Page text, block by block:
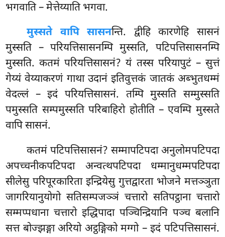
भगवाति – मेत्तेय्याति भगवा.
मुस्सते वापि सासनन्ति. द्वीहि कारणेहि सासनं
मुस्सति – परियत्तिसासनम्पि मुस्सति, पटिपत्तिसासनम्पि
मुस्सति. कतमं परियत्तिसासनं? यं तस्स परियापुटं – सुत्तं
गेय्यंवेय्याकरणं गाथा उदानं इतिवुत्तकं जातकं अब्भुतधम्मं
वेदल्लं – इदं परियत्तिसासनं. तम्पि मुस्सति सम्मुस्सति
पमुस्सति सम्पमुस्सति परिबाहिरो होतीति – एवम्पि मुस्सते
वापि सासनं.
कतमं पटिपत्तिसासनं? सम्मापटिपदा अनुलोमपटिपदा
अपच्चनीकपटिपदा अन्वत्थपटिपदा धम्मानुधम्मपटिपदा
सीलेसु परिपूरकारिता इन्द्रियेसु गुत्तद्वारता भोजने मत्तञ्ञुता
जागरियानुयोगो सतिसम्पजञ्ञं चत्तारो सतिपट्ठाना चत्तारो
सम्मप्पधाना चत्तारो इद्धिपादा पञ्चिन्द्रियानि पञ्च बलानि
सत्त बोज्झङ्गा अरियो अट्ठङ्गिको मग्गो – इदं पटिपत्तिसासनं.